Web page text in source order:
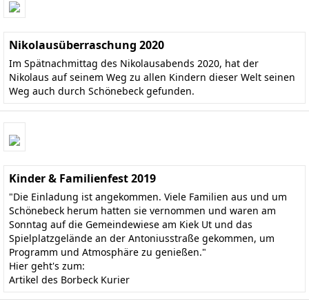
Nikolausüberraschung 2020
Im Spätnachmittag des Nikolausabends 2020, hat der
Nikolaus auf seinem Weg zu allen Kindern dieser Welt seinen
Weg auch durch Schönebeck gefunden.
Kinder & Familienfest 2019
"Die Einladung ist angekommen. Viele Familien aus und um
Schönebeck herum hatten sie vernommen und waren am
Sonntag auf die Gemeindewiese am Kiek Ut und das
Spielplatzgelände an der Antoniusstraße gekommen, um
Programm und Atmosphäre zu genießen."
Hier geht's zum:
Artikel des Borbeck Kurier